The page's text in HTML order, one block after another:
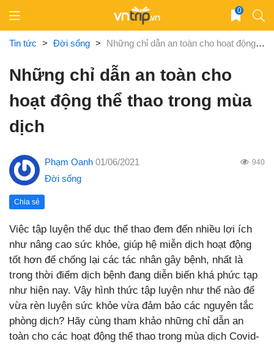
content
0
Tin tức > Đời sống > Những chỉ dẫn an toàn cho hoạt động thể thao trong mùa dịch
Những chỉ dẫn an toàn cho
hoạt động thể thao trong mùa
dịch
Phạm Oanh 01/06/2021 940
Đời sống
Chia sẻ
Việc tập luyện thể dục thể thao đem đến nhiều lợi ích
như nâng cao sức khỏe, giúp hệ miễn dịch hoạt động
tốt hơn để chống lại các tác nhân gây bệnh, nhất là
trong thời điểm dịch bệnh đang diễn biến khá phức tạp
như hiện nay. Vậy hình thức tập luyện như thế nào để
vừa rèn luyện sức khỏe vừa đảm bảo các nguyên tắc
phòng dịch? Hãy cùng tham khảo những chỉ dẫn an
toàn cho các hoạt động thể thao trong mùa dịch Covid-